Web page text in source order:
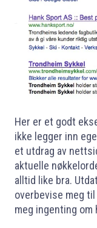
Her er et godt
ikke legger inn
et utdrag av
aktuelle
alltid like bra.
overbevise meg
meg ingenting om